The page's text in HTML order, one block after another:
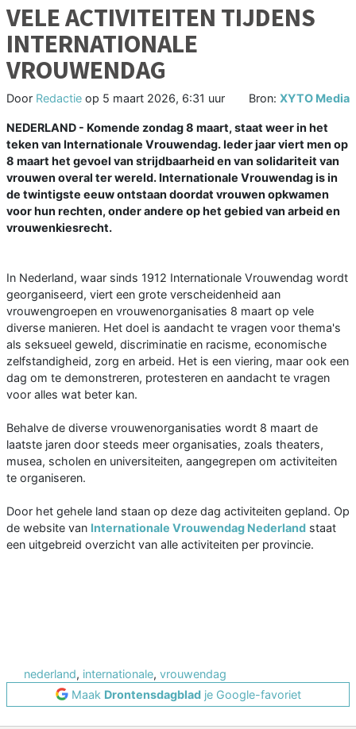
VELE ACTIVITEITEN TIJDENS
INTERNATIONALE
VROUWENDAG
Door Redactie op 5 maart 2026, 6:31 uur Bron: XYTO Media
NEDERLAND - Komende zondag 8 maart, staat weer in het
teken van Internationale Vrouwendag. Ieder jaar viert men op
8 maart het gevoel van strijdbaarheid en van solidariteit van
vrouwen overal ter wereld. Internationale Vrouwendag is in
de twintigste eeuw ontstaan doordat vrouwen opkwamen
voor hun rechten, onder andere op het gebied van arbeid en
vrouwenkiesrecht.
In Nederland, waar sinds 1912 Internationale Vrouwendag wordt
georganiseerd, viert een grote verscheidenheid aan
vrouwengroepen en vrouwenorganisaties 8 maart op vele
diverse manieren. Het doel is aandacht te vragen voor thema's
als seksueel geweld, discriminatie en racisme, economische
zelfstandigheid, zorg en arbeid. Het is een viering, maar ook een
dag om te demonstreren, protesteren en aandacht te vragen
voor alles wat beter kan.
Behalve de diverse vrouwenorganisaties wordt 8 maart de
laatste jaren door steeds meer organisaties, zoals theaters,
musea, scholen en universiteiten, aangegrepen om activiteiten
te organiseren.
Door het gehele land staan op deze dag activiteiten gepland. Op
de website van Internationale Vrouwendag Nederland staat
een uitgebreid overzicht van alle activiteiten per provincie.
nederland, internationale, vrouwendag
Maak Drontensdagbladje Google-favoriet